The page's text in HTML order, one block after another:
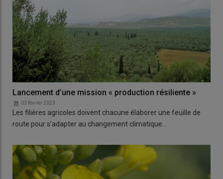
Lancement d’une mission « production résiliente »
03 février 2023
Les filières agricoles doivent chacune élaborer une feuille de
route pour s’adapter au changement climatique…